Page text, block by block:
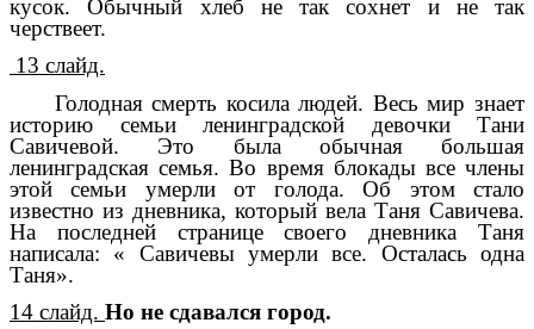
кусок. Обычный хлеб не так сохнет и не так
черствеет.
13 слайд.
Голодная смерть косила людей. Весь мир знает
историю семьи ленинградской девочки Тани
Савичевой. Это была обычная большая
ленинградская семья. Во время блокады все члены
этой семьи умерли от голода. Об этом стало
известно из дневника, который вела Таня Савичева.
На последней странице своего дневника Таня
написала: « Савичевы умерли все. Осталась одна
Таня».
14 слайд. Но не сдавался город.